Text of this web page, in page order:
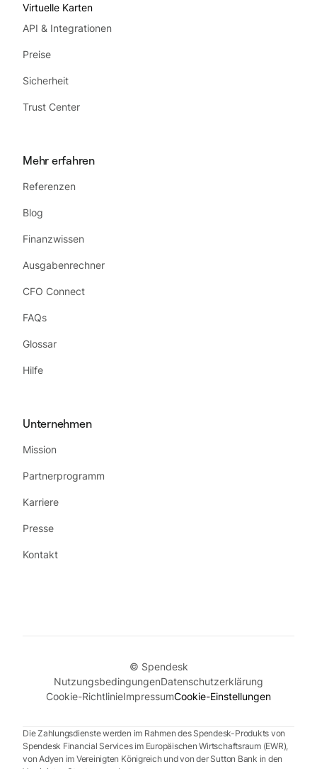
Virtuelle Karten
API & Integrationen
Preise
Sicherheit
Trust Center
Mehr erfahren
Referenzen
Blog
Finanzwissen
Ausgabenrechner
CFO Connect
FAQs
Glossar
Hilfe
Unternehmen
Mission
Partnerprogramm
Karriere
Presse
Kontakt
© Spendesk
NutzungsbedingungenDatenschutzerklärung
Cookie-RichtlinieImpressumCookie-Einstellungen
Die Zahlungsdienste werden im Rahmen des Spendesk-Produkts von
Spendesk Financial Services im Europäischen Wirtschaftsraum (EWR),
von Adyen im Vereinigten Königreich und von der Sutton Bank in den